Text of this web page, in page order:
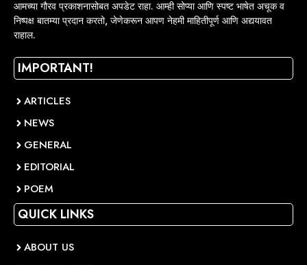
आमच्या गौरव प्रकाशनासोबत अपडेट राहा. आम्ही सोप्या आणि स्पष्ट भाषेत अचूक व
निष्पक्ष बातम्या प्रदान करतो, जेणेकरून आपण नेहमी माहितीपूर्ण आणि अद्ययावत
राहाल.
IMPORTANT!
ARTICLES
NEWS
GENERAL
EDITORIAL
POEM
QUICK LINKS
ABOUT US